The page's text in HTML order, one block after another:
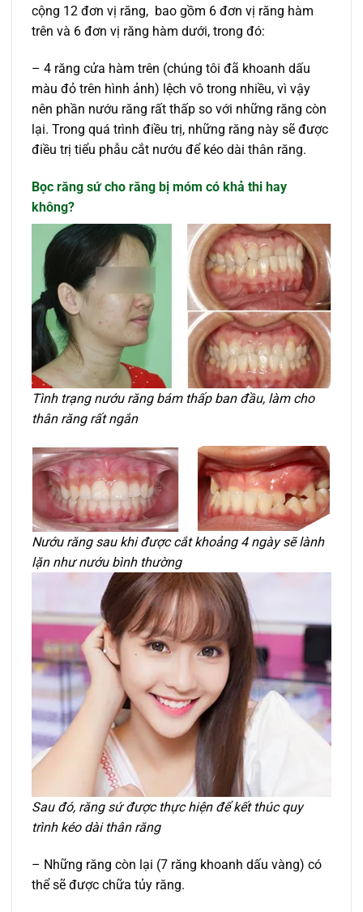
cộng 12 đơn vị răng, bao gồm 6 đơn vị răng hàm
trên và 6 đơn vị răng hàm dưới, trong đó:
– 4 răng cửa hàm trên (chúng tôi đã khoanh dấu
màu đỏ trên hình ảnh) lệch vô trong nhiều, vì vậy
nên phần nướu răng rất thấp so với những răng còn
lại. Trong quá trình điều trị, những răng này sẽ được
điều trị tiểu phẫu cắt nướu để kéo dài thân răng.
Bọc răng sứ cho răng bị móm có khả thi hay
không?
Tình trạng nướu răng bám thấp ban đầu, làm cho
thân răng rất ngắn
Nướu răng sau khi được cắt khoảng 4 ngày sẽ lành
lặn như nướu bình thường
Sau đó, răng sứ được thực hiện để kết thúc quy
trình kéo dài thân răng
– Những răng còn lại (7 răng khoanh dấu vàng) có
thể sẽ được chữa tủy răng.